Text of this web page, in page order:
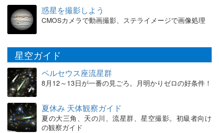
惑星を撮影しよう
CMOSカメラで動画撮影、ステライメージで画像処理
星空ガイド
ペルセウス座流星群
8月12～13日が一番の見ごろ。月明かりゼロの好条件！
夏休み 天体観察ガイド
夏の大三角、天の川、流星群、星空撮影。初級者向け
の観察ガイド